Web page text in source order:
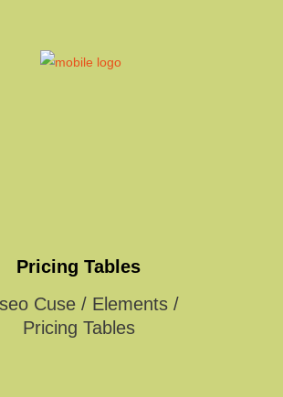
Pricing Tables
Cuse/ Elements/
Pricing Tables